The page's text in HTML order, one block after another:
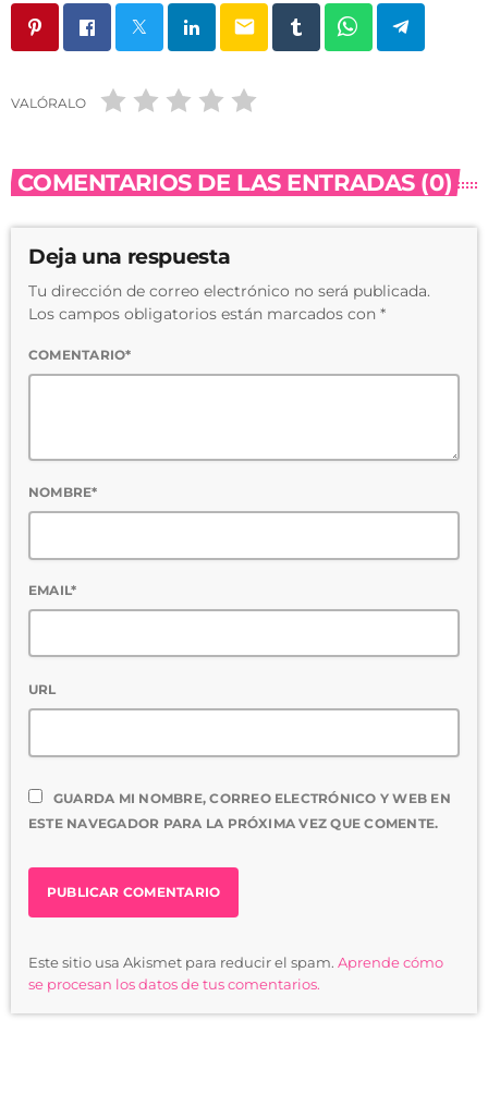
email
VALÓRALO
COMENTARIOS DE LAS ENTRADAS (0)
Deja una respuesta
Tu dirección de correo electrónico no será publicada.
Los campos obligatorios están marcados con *
COMENTARIO*
NOMBRE*
EMAIL*
URL
GUARDA MI NOMBRE, CORREO ELECTRÓNICO Y WEB EN
ESTE NAVEGADOR PARA LA PRÓXIMA VEZ QUE COMENTE.
Este sitio usa Akismet para reducir el spam. Aprende cómo
se procesan los datos de tus comentarios.